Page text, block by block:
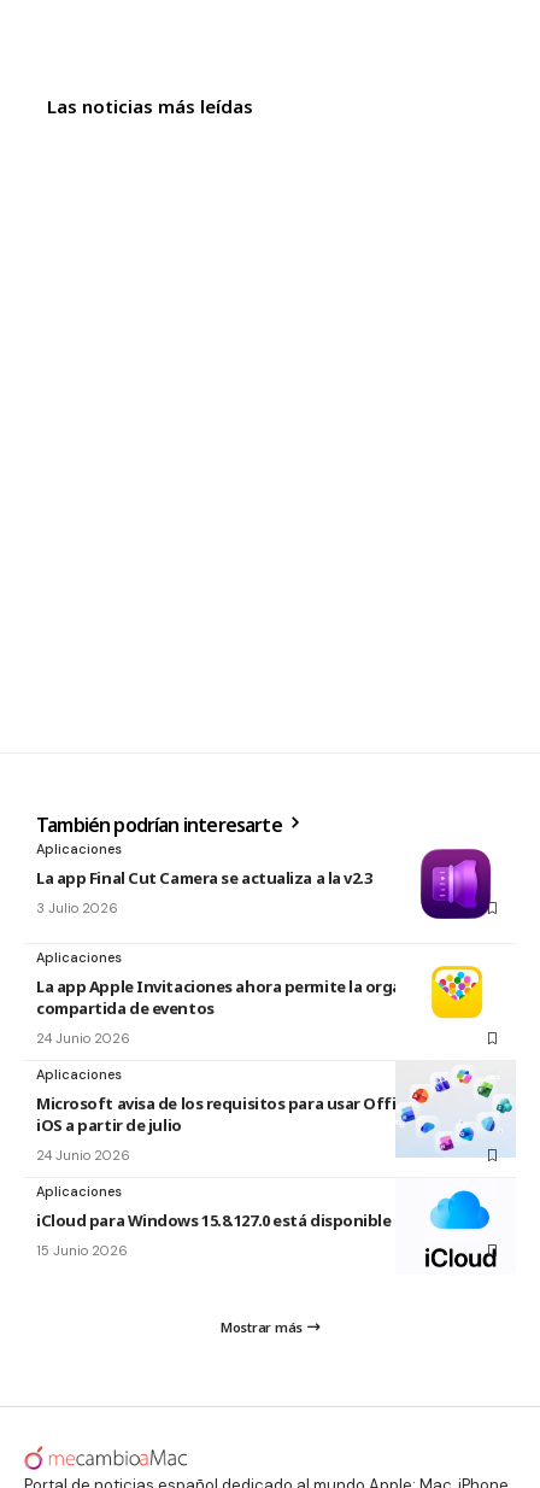
Las noticias más leídas
También podrían interesarte
Aplicaciones
La app Final Cut Camera se actualiza a la v2.3
3 Julio 2026
Aplicaciones
La app Apple Invitaciones ahora permite la organización
compartida de eventos
24 Junio 2026
Aplicaciones
Microsoft avisa de los requisitos para usar Office en macOS y
iOS a partir de julio
24 Junio 2026
Aplicaciones
iCloud para Windows 15.8.127.0 está disponible
15 Junio 2026
Mostrar más